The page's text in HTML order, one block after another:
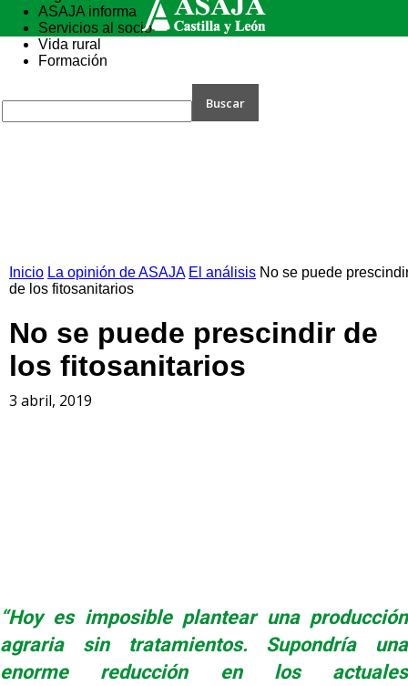
ASAJA informa
Servicios al socio
Vida rural
Formación
Inicio La opinión de ASAJA El análisis No se puede
de los fitosanitarios
No se puede prescindir de
los fitosanitarios
3 abril, 2019
“Hoy es imposible plantear una producción
agraria sin tratamientos. Supondría una
enorme reducción en los actuales